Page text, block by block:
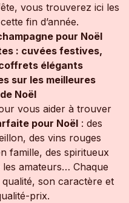
vous trouverez ici les
fin d’année.
pour Noël
: cuvées festives,
élégants
sur les meilleures
Noël
vous aider à trouver
pour Noël : des
des vins rouges
famille, des spiritueux
amateurs… Chaque
son caractère et
prix.